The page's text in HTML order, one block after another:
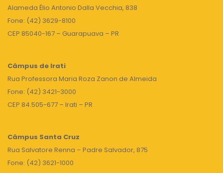
Alameda Élio Antonio Dalla Vecchia, 838
Fone: (42) 3629-8100
CEP 85040-167 – Guarapuava – PR
Câmpus de Irati
Rua Professora Maria Roza Zanon de Almeida
Fone: (42) 3421-3000
CEP 84.505-677 – Irati – PR
Câmpus Santa Cruz
Rua Salvatore Renna – Padre Salvador, 875
Fone: (42) 3621-1000